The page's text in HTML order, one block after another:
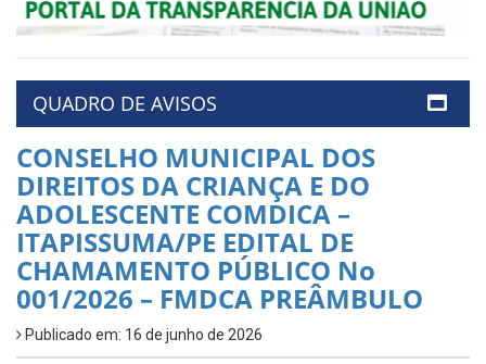
QUADRO DE AVISOS
CONSELHO MUNICIPAL DOS
DIREITOS DA CRIANÇA E DO
ADOLESCENTE COMDICA –
ITAPISSUMA/PE EDITAL DE
CHAMAMENTO PÚBLICO No
001/2026 – FMDCA PREÂMBULO
Publicado em: 16 de junho de 2026